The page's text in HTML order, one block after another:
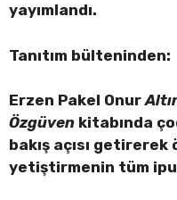
yayımlandı.
Tanıtım bülteninden:
Erzen Pakel Onur
Özgüven kitabında
bakış açısı
yetiştirmenin tüm